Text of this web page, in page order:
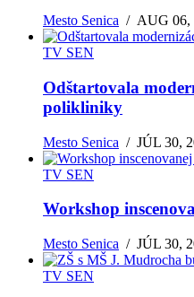
Mesto Senica /AUG 06,
TV SEN
Odštartovala
polikliniky
Mesto Senica /JÚL 30,
TV SEN
Workshop
Mesto Senica /JÚL 30,
TV SEN